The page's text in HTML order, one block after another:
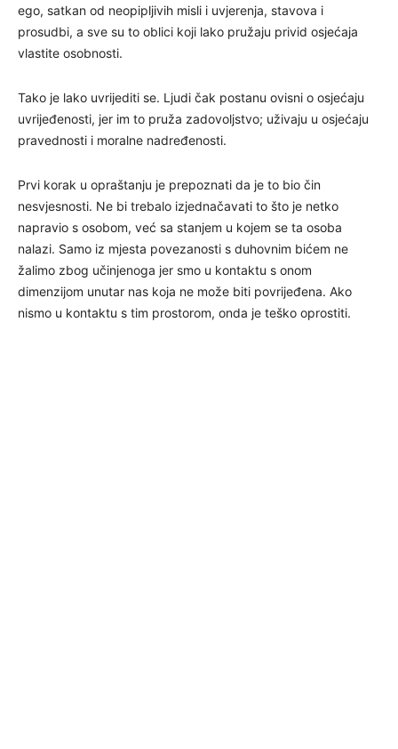
ego, satkan od neopipljivih misli i uvjerenja, stavova i
prosudbi, a sve su to oblici koji lako pružaju privid osjećaja
vlastite osobnosti.
Tako je lako uvrijediti se. Ljudi čak postanu ovisni o osjećaju
uvrijeđenosti, jer im to pruža zadovoljstvo; uživaju u osjećaju
pravednosti i moralne nadređenosti.
Prvi korak u opraštanju je prepoznati da je to bio čin
nesvjesnosti. Ne bi trebalo izjednačavati to što je netko
napravio s osobom, već sa stanjem u kojem se ta osoba
nalazi. Samo iz mjesta povezanosti s duhovnim bićem ne
žalimo zbog učinjenoga jer smo u kontaktu s onom
dimenzijom unutar nas koja ne može biti povrijeđena. Ako
nismo u kontaktu s tim prostorom, onda je teško oprostiti.